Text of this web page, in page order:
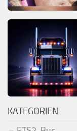
KATEGORIEN